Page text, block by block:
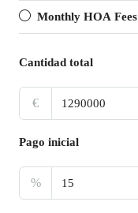
Monthly HOA Fees
Cantidad total
€
Pago inicial
%